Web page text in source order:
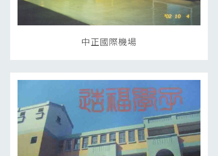
中正國際機場